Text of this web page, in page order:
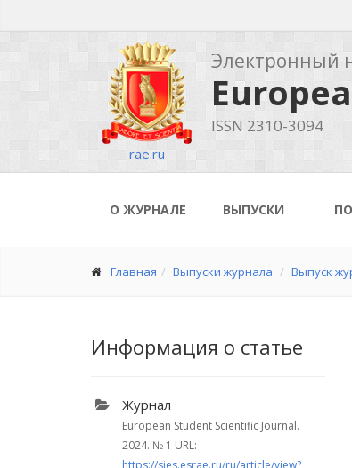
rae.ru
Электронный
ISSN 2310-3094
О ЖУРНАЛЕ ВЫПУСКИ
Главная Выпуски журнала Выпуск
Информация о статье
Журнал
European Student Scientific Journal.
2024. № 1 URL:
https://sjes.esrae.ru/ru/article/view?